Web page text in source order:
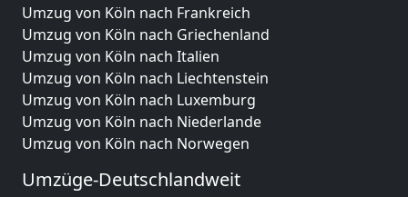
Umzug von Köln nach Frankreich
Umzug von Köln nach Griechenland
Umzug von Köln nach Italien
Umzug von Köln nach Liechtenstein
Umzug von Köln nach Luxemburg
Umzug von Köln nach Niederlande
Umzug von Köln nach Norwegen
Umzüge-Deutschlandweit